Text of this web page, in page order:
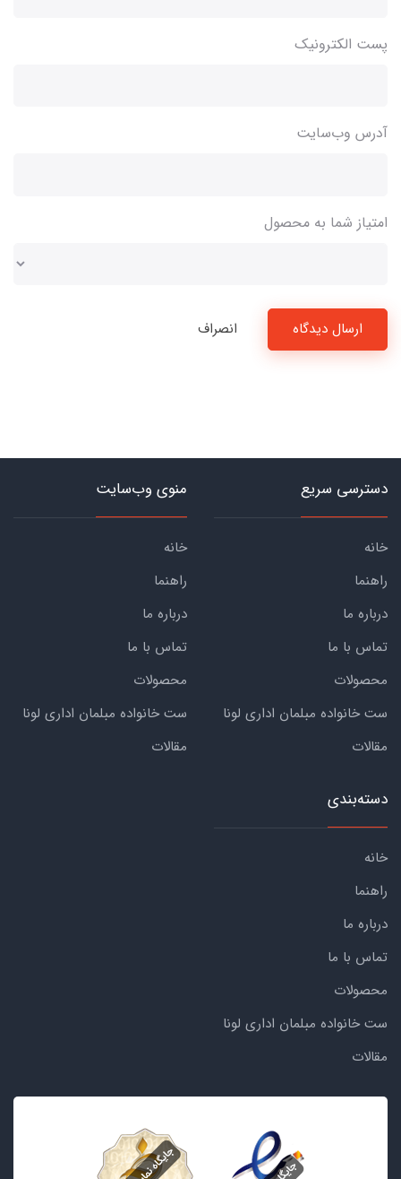
پست الکترونیک
آدرس وب‌سایت
امتیاز شما به محصول
ارسال دیدگاه انصراف
دسترسی سریع
خانه
راهنما
درباره ما
تماس با ما
محصولات
ست خانواده مبلمان اداری لونا
مقالات
منوی وب‌سایت
خانه
راهنما
درباره ما
تماس با ما
محصولات
ست خانواده مبلمان اداری لونا
مقالات
دسته‌بندی
خانه
راهنما
درباره ما
تماس با ما
محصولات
ست خانواده مبلمان اداری لونا
مقالات